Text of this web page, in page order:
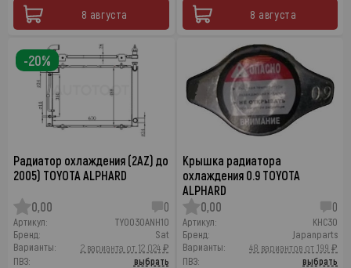
8 августа 8 августа
Радиатор охлаждения (2AZ) до
2005) TOYOTA ALPHARD
0,00 0
Артикул:
TY0030ANH10
Бренд:
Sat
Варианты:
2 варианта от 12 024 ₽
ПВЗ:
выбрать
-20%
Крышка радиатора
охлаждения 0.9 TOYOTA
ALPHARD
0,00
0
Артикул:
KHC30
Бренд:
Japanparts
Варианты:
48 вариантов от 199 ₽
ПВЗ:
выбрать